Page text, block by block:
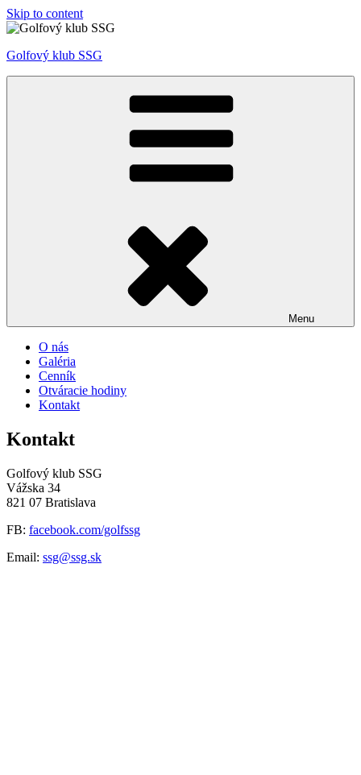
Skip to content
Golfový klub SSG
Menu
O nás
Galéria
Cenník
Otváracie hodiny
Kontakt
Kontakt
Golfový klub SSG
Vážska 34
821 07 Bratislava
FB: facebook.com/golfssg
Email: ssg@ssg.sk